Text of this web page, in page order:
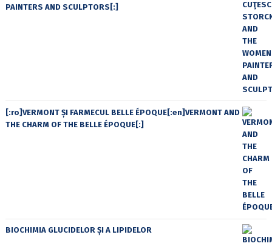
PAINTERS AND SCULPTORS[:]
[:ro]VERMONT ȘI FARMECUL BELLE ÉPOQUE[:en]VERMONT AND
THE CHARM OF THE BELLE ÉPOQUE[:]
BIOCHIMIA GLUCIDELOR ȘI A LIPIDELOR